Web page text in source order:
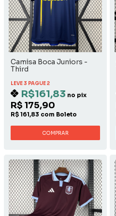
Camisa Boca Juniors -
Third
LEVE 3 PAGUE 2
R$161,83 no pix
R$ 175,90
R$ 161,83 com Boleto
COMPRAR